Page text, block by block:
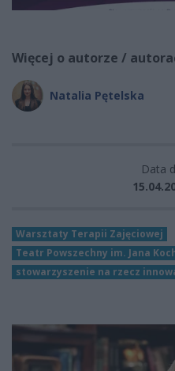
Więcej o autorze /
Natalia Pętelska
Data
Warsztaty Terapii Zajęciowej
Teatr Powszechny im. Jana
stowarzyszenie na rzecz